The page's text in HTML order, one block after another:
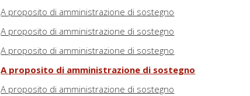
A proposito di amministrazione di sostegno
A proposito di amministrazione di sostegno
A proposito di amministrazione di sostegno
A proposito di amministrazione di sostegno
A proposito di amministrazione di sostegno